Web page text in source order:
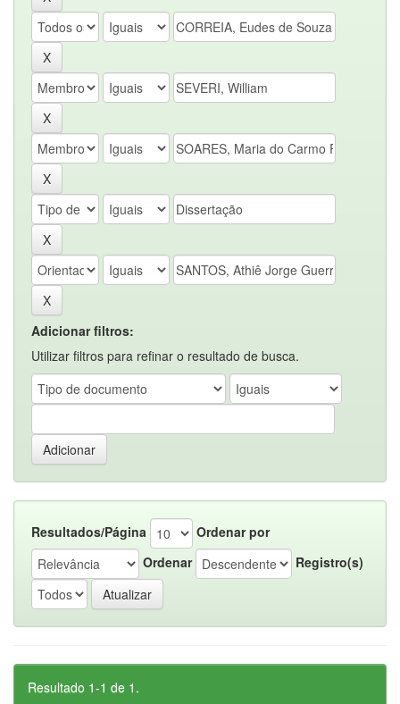
Adicionar filtros:
Utilizar filtros para refinar o resultado de busca.
Resultados/Página
Ordenar por
Ordenar
Registro(s)
Resultado 1-1 de 1.